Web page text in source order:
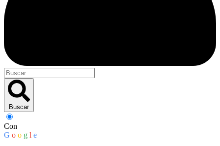
Buscar
Con
G o o g l e